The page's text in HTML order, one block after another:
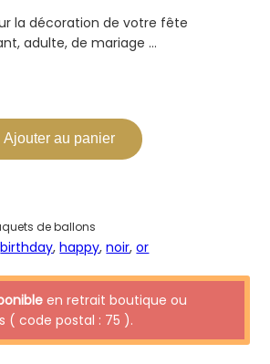
la décoration de votre fête
adulte, de mariage …
Ajouter au panier
de ballons
birthday,happy,noir,or
en retrait boutique ou
( code postal : 75 ).